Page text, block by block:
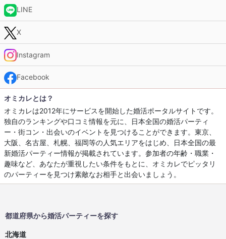
LINE
X
Instagram
Facebook
オミカレとは？
オミカレは2012年にサービスを開始した婚活ポータルサイトです。
独自のランキングや口コミ情報を元に、日本全国の婚活パーティ
ー・街コン・出会いのイベントを見つけることができます。東京、
大阪、名古屋、札幌、福岡等の人気エリアをはじめ、日本全国の最
新婚活パーティー情報が掲載されています。参加者の年齢・職業・
趣味など、あなたが重視したい条件をもとに、オミカレでピッタリ
のパーティーを見つけ素敵なお相手と出会いましょう。
都道府県から婚活パーティーを探す
北海道